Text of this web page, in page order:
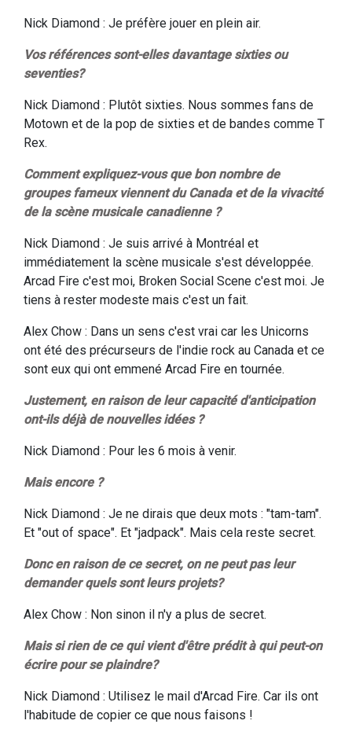
Nick Diamond : Je préfère jouer en plein air.
Vos références sont-elles davantage sixties ou
seventies?
Nick Diamond : Plutôt sixties. Nous sommes fans de
Motown et de la pop de sixties et de bandes comme T
Rex.
Comment expliquez-vous que bon nombre de
groupes fameux viennent du Canada et de la vivacité
de la scène musicale canadienne ?
Nick Diamond : Je suis arrivé à Montréal et
immédiatement la scène musicale s'est développée.
Arcad Fire c'est moi, Broken Social Scene c'est moi. Je
tiens à rester modeste mais c'est un fait.
Alex Chow : Dans un sens c'est vrai car les Unicorns
ont été des précurseurs de l'indie rock au Canada et ce
sont eux qui ont emmené Arcad Fire en tournée.
Justement, en raison de leur capacité d'anticipation
ont-ils déjà de nouvelles idées ?
Nick Diamond : Pour les 6 mois à venir.
Mais encore ?
Nick Diamond : Je ne dirais que deux mots : "tam-tam".
Et "out of space". Et "jadpack". Mais cela reste secret.
Donc en raison de ce secret, on ne peut pas leur
demander quels sont leurs projets?
Alex Chow : Non sinon il n'y a plus de secret.
Mais si rien de ce qui vient d'être prédit à qui peut-on
écrire pour se plaindre?
Nick Diamond : Utilisez le mail d'Arcad Fire. Car ils ont
l'habitude de copier ce que nous faisons !